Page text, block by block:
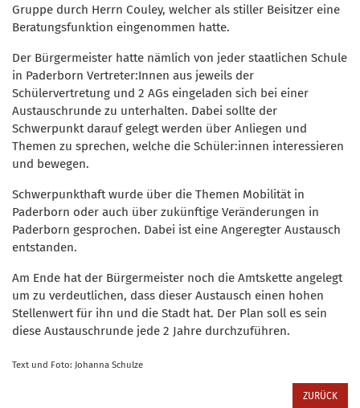
Gruppe durch Herrn Couley, welcher als stiller Beisitzer eine
Beratungsfunktion eingenommen hatte.
Der Bürgermeister hatte nämlich von jeder staatlichen Schule
in Paderborn Vertreter:Innen aus jeweils der
Schülervertretung und 2 AGs eingeladen sich bei einer
Austauschrunde zu unterhalten. Dabei sollte der
Schwerpunkt darauf gelegt werden über Anliegen und
Themen zu sprechen, welche die Schüler:innen interessieren
und bewegen.
Schwerpunkthaft wurde über die Themen Mobilität in
Paderborn oder auch über zukünftige Veränderungen in
Paderborn gesprochen. Dabei ist eine Angeregter Austausch
entstanden.
Am Ende hat der Bürgermeister noch die Amtskette angelegt
um zu verdeutlichen, dass dieser Austausch einen hohen
Stellenwert für ihn und die Stadt hat. Der Plan soll es sein
diese Austauschrunde jede 2 Jahre durchzuführen.
Text und Foto: Johanna Schulze
ZURÜCK